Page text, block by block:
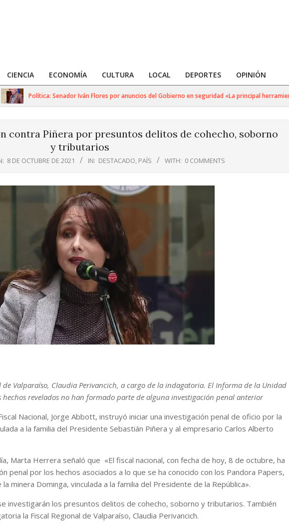
CIENCIA ECONOMÍA CULTURA LOCAL DEPORTES OPINIÓN
Política: Senador Iván Flores por anuncios del Gobierno en seguridad «La principal
contra Piñera por presuntos delitos de cohecho, soborno
y tributarios
8 DE OCTUBRE DE 2021 IN: DESTACADO, PAÍS WITH: 0 COMMENTS
de Valparaíso, Claudia Perivancich, a cargo de la indagatoria. El Informa de la Unidad
revelados no han formado parte de alguna investigación penal anterior
Nacional, Jorge Abbott, instruyó iniciar una investigación penal de oficio por la
a la familia del Presidente Sebastián Piñera y al empresario Carlos Alberto
Marta Herrera señaló que «El fiscal nacional, con fecha de hoy, 8 de octubre, ha
penal por los hechos asociados a lo que se ha conocido con los Pandora Papers,
minera Dominga, vinculada a la familia del Presidente de la República».
investigarán los presuntos delitos de cohecho, soborno y tributarios. También
la Fiscal Regional de Valparaíso, Claudia Perivancich.